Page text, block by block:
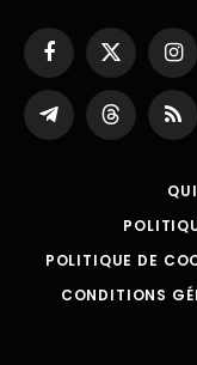
Facebook
X
(Twitter)
Partager
sur
ThreadsRSS
POLITIQUE DE
CONDITIONS